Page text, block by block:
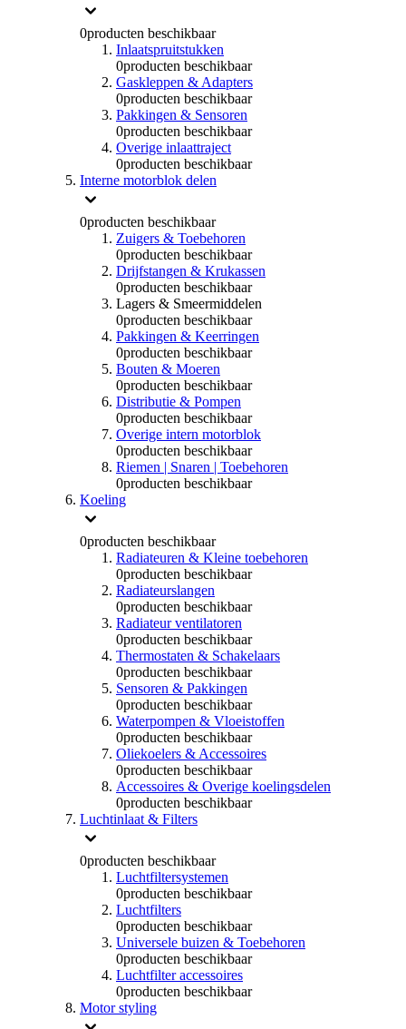
0producten beschikbaar
Inlaatspruitstukken
0producten beschikbaar
Gaskleppen & Adapters
0producten beschikbaar
Pakkingen & Sensoren
0producten beschikbaar
Overige inlaattraject
0producten beschikbaar
Interne motorblok delen
0producten beschikbaar
Zuigers & Toebehoren
0producten beschikbaar
Drijfstangen & Krukassen
0producten beschikbaar
Lagers & Smeermiddelen
0producten beschikbaar
Pakkingen & Keerringen
0producten beschikbaar
Bouten & Moeren
0producten beschikbaar
Distributie & Pompen
0producten beschikbaar
Overige intern motorblok
0producten beschikbaar
Riemen | Snaren | Toebehoren
0producten beschikbaar
Koeling
0producten beschikbaar
Radiateuren & Kleine toebehoren
0producten beschikbaar
Radiateurslangen
0producten beschikbaar
Radiateur ventilatoren
0producten beschikbaar
Thermostaten & Schakelaars
0producten beschikbaar
Sensoren & Pakkingen
0producten beschikbaar
Waterpompen & Vloeistoffen
0producten beschikbaar
Oliekoelers & Accessoires
0producten beschikbaar
Accessoires & Overige koelingsdelen
0producten beschikbaar
Luchtinlaat & Filters
0producten beschikbaar
Luchtfiltersystemen
0producten beschikbaar
Luchtfilters
0producten beschikbaar
Universele buizen & Toebehoren
0producten beschikbaar
Luchtfilter accessoires
0producten beschikbaar
Motor styling